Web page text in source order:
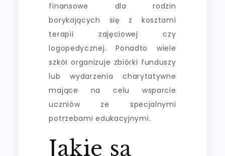
finansowe dla rodzin
borykających się z kosztami
terapii zajęciowej czy
logopedycznej. Ponadto wiele
szkół organizuje zbiórki funduszy
lub wydarzenia charytatywne
mające na celu wsparcie
uczniów ze specjalnymi
potrzebami edukacyjnymi.
Jakie są